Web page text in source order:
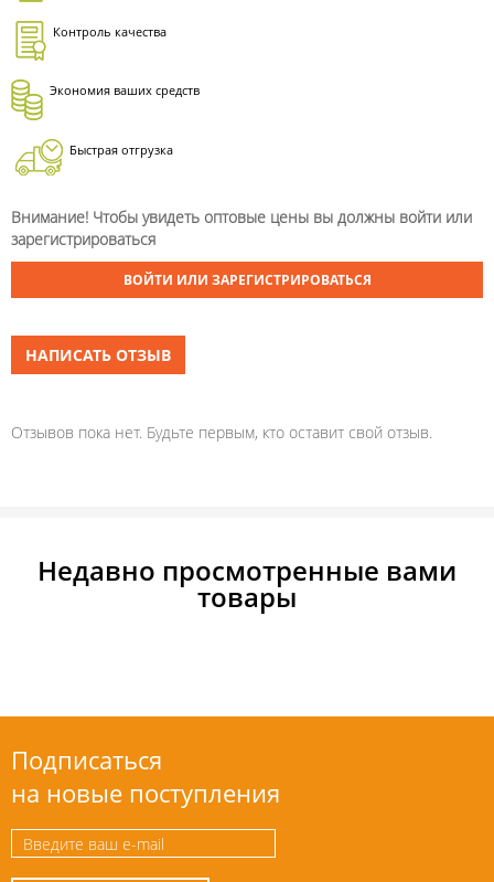
Контроль качества
Экономия ваших средств
Быстрая отгрузка
Внимание! Чтобы увидеть оптовые цены вы должны войти или
зарегистрироваться
ВОЙТИ ИЛИ ЗАРЕГИСТРИРОВАТЬСЯ
НАПИСАТЬ ОТЗЫВ
Отзывов пока нет. Будьте первым, кто оставит свой отзыв.
Недавно просмотренные вами
товары
Подписаться
на новые поступления